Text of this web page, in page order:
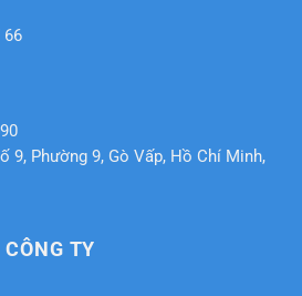
66
Phường 9, Gò Vấp, Hồ Chí Minh,
TY